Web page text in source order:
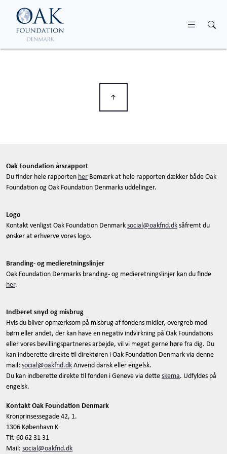
Skip to main content
Oak Foundation årsrapport
Du finder hele rapporten her Bemærk at hele rapporten dækker både Oak
Foundation og Oak Foundation Denmarks uddelinger.
Logo
Kontakt venligst Oak Foundation Denmarksocial@oakfnd.dksåfremt du
ønsker at erhverve vores logo.
Branding- og medieretningslinjer
Oak Foundation Denmarks branding- og medieretningslinjer kan du finde
her.
Indberet snyd og misbrug
Hvis du bliver opmærksom på misbrug af fondens midler, overgreb mod
børn eller andet, der kan have en negativ indvirkning på Oak Foundations
eller vores bevillingspartneres arbejde, vil vi meget gerne høre fra dig. Du
kan indberette direkte til direktøren i Oak Foundation Denmark via denne
mail: social@oakfnd.dkAnvend dansk eller engelsk.
Du kan indberette direkte til fonden i Geneve via detteskema. Udfyldes på
engelsk.
Kontakt Oak Foundation Denmark
Kronprinsessegade 42, 1.
1306 København K
Tlf. 60 62 31 31
Mail: social@oakfnd.dk